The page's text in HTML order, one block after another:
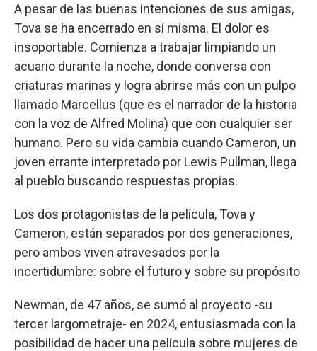
A pesar de las buenas intenciones de sus amigas,
Tova se ha encerrado en sí misma. El dolor es
insoportable. Comienza a trabajar limpiando un
acuario durante la noche, donde conversa con
criaturas marinas y logra abrirse más con un pulpo
llamado Marcellus (que es el narrador de la historia
con la voz de Alfred Molina) que con cualquier ser
humano. Pero su vida cambia cuando Cameron, un
joven errante interpretado por Lewis Pullman, llega
al pueblo buscando respuestas propias.
Los dos protagonistas de la película, Tova y
Cameron, están separados por dos generaciones,
pero ambos viven atravesados por la
incertidumbre: sobre el futuro y sobre su propósito
Newman, de 47 años, se sumó al proyecto -su
tercer largometraje- en 2024, entusiasmada con la
posibilidad de hacer una película sobre mujeres de